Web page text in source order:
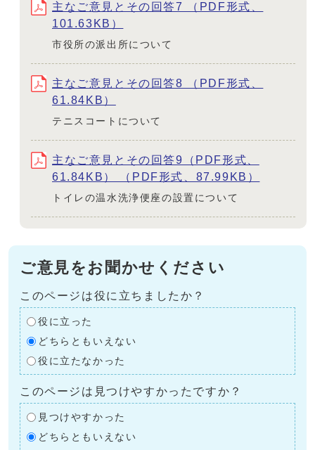
主なご意見とその回答7 （PDF形式、
101.63KB）
市役所の派出所について
主なご意見とその回答8 （PDF形式、
61.84KB）
テニスコートについて
主なご意見とその回答9（PDF形式、
61.84KB） （PDF形式、87.99KB）
トイレの温水洗浄便座の設置について
ご意見をお聞かせください
このページは役に立ちましたか？
役に立った
どちらともいえない
役に立たなかった
このページは見つけやすかったですか？
見つけやすかった
どちらともいえない